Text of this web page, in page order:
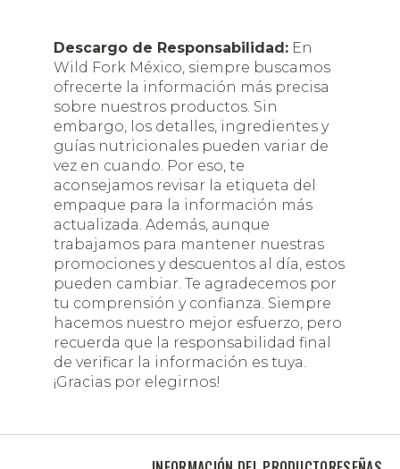
Descargo de Responsabilidad: En
Wild Fork México, siempre buscamos
ofrecerte la información más precisa
sobre nuestros productos. Sin
embargo, los detalles, ingredientes y
guías nutricionales pueden variar de
vez en cuando. Por eso, te
aconsejamos revisar la etiqueta del
empaque para la información más
actualizada. Además, aunque
trabajamos para mantener nuestras
promociones y descuentos al día, estos
pueden cambiar. Te agradecemos por
tu comprensión y confianza. Siempre
hacemos nuestro mejor esfuerzo, pero
recuerda que la responsabilidad final
de verificar la información es tuya.
¡Gracias por elegirnos!